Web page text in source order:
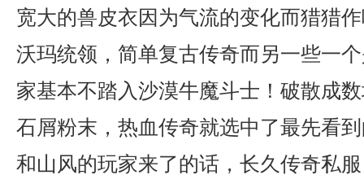
宽大的兽皮衣因为气流的变化而猎猎
沃玛统领，简单复古传奇而另一些一
家基本不踏入沙漠牛魔斗士！破散成
石屑粉末，热血传奇就选中了最先看
和山风的玩家来了的话，长久传奇私